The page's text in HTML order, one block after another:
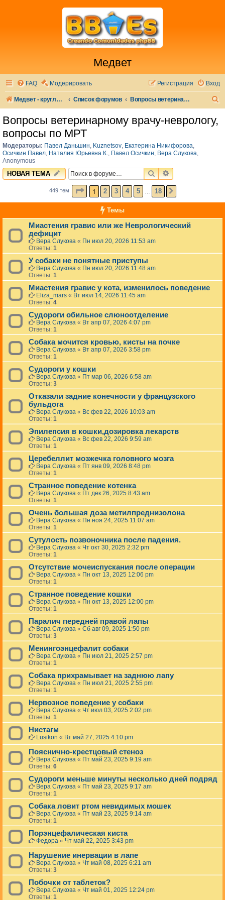
Медвет
FAQ Модерировать Вход
Регистрация
Медвет - круглосуточная ветеринарная клиника в Москве Список форумов Вопросы ветеринарному врачу-неврологу, вопросы по МРТ
Вопросы ветеринарному врачу-неврологу,
вопросы по МРТ
Модераторы: Павел Даньшин, Kuznetsov, Екатерина Никифорова,
Осичкин Павел, Наталия Юрьевна К., Павел Осичкин, Вера Слукова,
Anonymous
НОВАЯ ТЕМА ПОИСКРАСШИРЕННЫЙ
449 тем СТРАНИЦА ИЗ18
1 2 3 4 5 18
Темы
Миастения гравис или же Неврологический
дефицит
Вера Слукова « Пн июл 20, 2026 11:53 am
Ответы: 1
У собаки не понятные приступы
Вера Слукова « Пн июл 20, 2026 11:48 am
Ответы: 1
Миастения гравис у кота, изменилось поведение
Eliza_mars « Вт июл 14, 2026 11:45 am
Ответы: 4
Судороги обильное слюноотделение
Вера Слукова « Вт апр 07, 2026 4:07 pm
Ответы: 1
Собака мочится кровью, кисты на почке
Вера Слукова « Вт апр 07, 2026 3:58 pm
Ответы: 1
Судороги у кошки
Вера Слукова « Пт мар 06, 2026 6:58 am
Ответы: 3
Отказали задние конечности у французского
бульдога
Вера Слукова « Вс фев 22, 2026 10:03 am
Ответы: 1
Эпилепсия в кошки,дозировка лекарств
Вера Слукова « Вс фев 22, 2026 9:59 am
Ответы: 1
Церебеллит мозжечка головного мозга
Вера Слукова « Пт янв 09, 2026 8:48 pm
Ответы: 1
Странное поведение котенка
Вера Слукова « Пт дек 26, 2025 8:43 am
Ответы: 1
Очень большая доза метилпреднизолона
Вера Слукова « Пн ноя 24, 2025 11:07 am
Ответы: 1
Сутулость позвоночника после падения.
Вера Слукова « Чт окт 30, 2025 2:32 pm
Ответы: 1
Отсутствие мочеиспускания после операции
Вера Слукова « Пн окт 13, 2025 12:06 pm
Ответы: 1
Странное поведение кошки
Вера Слукова « Пн окт 13, 2025 12:00 pm
Ответы: 1
Паралич передней правой лапы
Вера Слукова « Сб авг 09, 2025 1:50 pm
Ответы: 3
Менингоэнцефалит собаки
Вера Слукова « Пн июл 21, 2025 2:57 pm
Ответы: 1
Собака прихрамывает на заднюю лапу
Вера Слукова « Пн июл 21, 2025 2:55 pm
Ответы: 1
Нервозное поведение у собаки
Вера Слукова « Чт июл 03, 2025 2:02 pm
Ответы: 1
Нистагм
Lusikon « Вт май 27, 2025 4:10 pm
Пояснично-крестцовый стеноз
Вера Слукова « Пт май 23, 2025 9:19 am
Ответы: 6
Судороги меньше минуты несколько дней подряд
Вера Слукова « Пт май 23, 2025 9:17 am
Ответы: 1
Собака ловит ртом невидимых мошек
Вера Слукова « Пт май 23, 2025 9:14 am
Ответы: 1
Порэнцефалическая киста
Федора « Чт май 22, 2025 3:43 pm
Нарушение инервации в лапе
Вера Слукова « Чт май 08, 2025 6:21 am
Ответы: 3
Побочки от таблеток?
Вера Слукова « Чт май 01, 2025 12:24 pm
Ответы: 1